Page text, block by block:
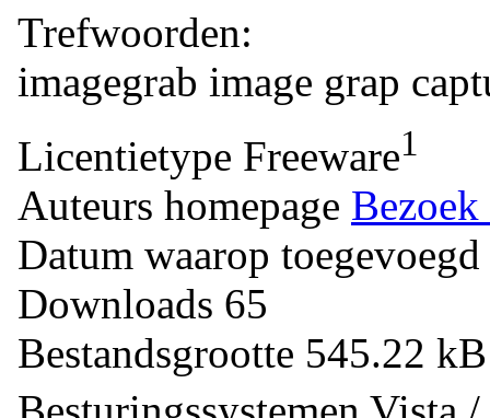
Trefwoorden:
imagegrab image grap
Licentietype Freeware1
Auteurs homepage
Datum waarop toegevoegd
Downloads 65
Bestandsgrootte 545.22